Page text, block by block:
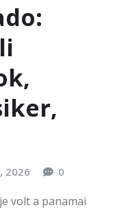
2026 0
volt a panamai